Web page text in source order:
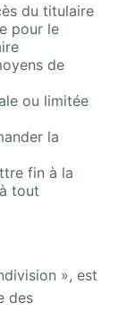
du titulaire
pour le
de
ou limitée
la
fin à la
tout
», est
des